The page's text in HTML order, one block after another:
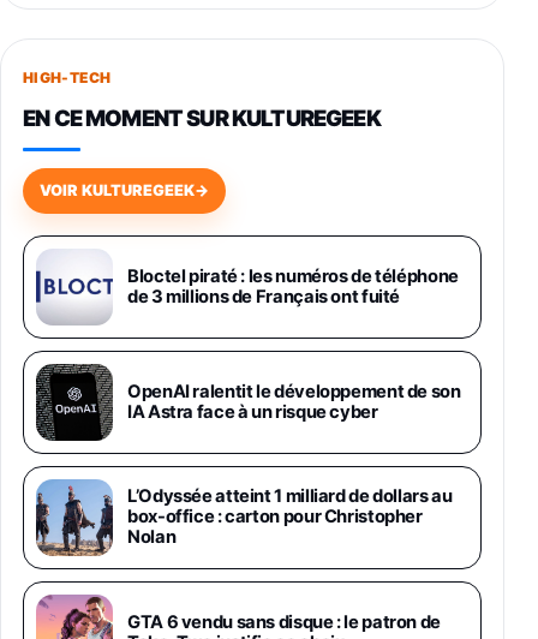
Smartphone SAMSUNG Galaxy S26+ Violet
749,99€
648,63€834,71€
Samsung Galaxy Miracle Ultra, Smartphone
Android 5G avec Galaxy AI, 512 Go,
Chargeur Secteur Rapide 25W Inclus,
Smartphone déverrouillé, Noir, Version FR
1019€
Galaxy S26 Ultra 512 Go Bleu
1019€1399€Fnac (Vendeur Tiers)
Galaxy S26 Ultra 256 Go Violet
892€1199€Fnac (Vendeur Tiers)
Philips SHK2000BL - Casque Enfant - Bleu &
Répartiteur Audio 5 Casques, Blanc
24,94€ 29,96€Fnac (Vendeur Tiers)
HIGH-TECH
EN CE MOMENT SUR KULTUREGEEK
VOIR KULTUREGEEK→
Bloctel piraté : les numéros de téléphone
de 3 millions de Français ont fuité
OpenAI ralentit le développement de son
IA Astra face à un risque cyber
L’Odyssée atteint 1 milliard de dollars au
box-office : carton pour Christopher
Nolan
GTA 6 vendu sans disque : le patron de